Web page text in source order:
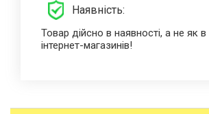
Наявність:
Товар дійсно в наявності, а не як в
інтернет-магазинів!